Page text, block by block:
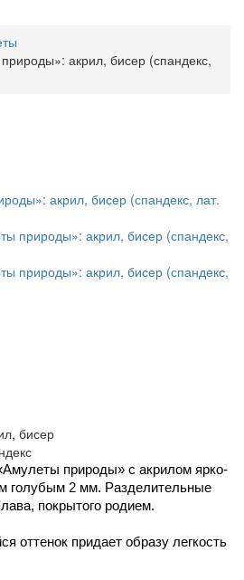
акрил, бисер (спандекс,
бисер
природы» с акрилом ярко-
голубым 2 мм. Разделительные
покрытого родием.
оттенок придает образу легкость